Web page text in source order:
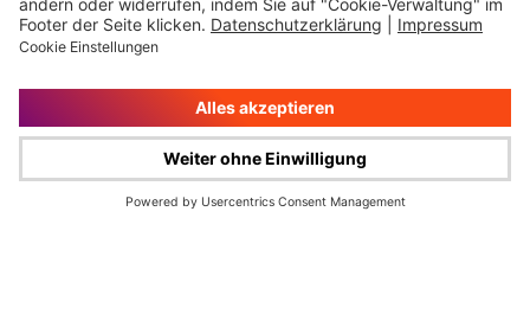
Immer auf dem
Hauptversammlung
Finanzkalender
IR-Newsletter
Ihr direkter Weg zu
Karriere